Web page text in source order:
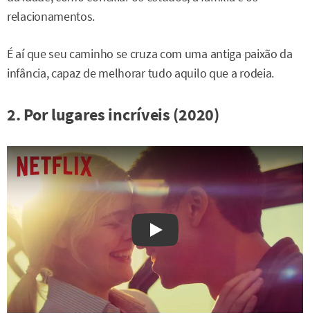
relacionamentos.
É aí que seu caminho se cruza com uma antiga paixão da
infância, capaz de melhorar tudo aquilo que a rodeia.
2. Por lugares incríveis (2020)
Watch on YouTube